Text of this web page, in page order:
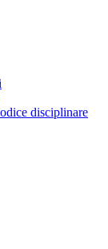
disciplinare